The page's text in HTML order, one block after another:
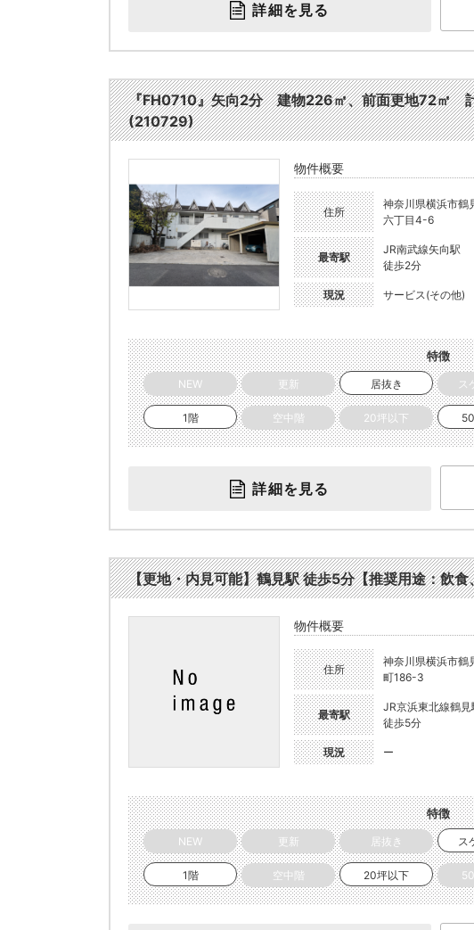
詳細を見る
『FH0710』矢向2分 建物226㎡、前面更地72㎡
(210729)
物件概要
住所
神奈川県横浜市鶴
六丁目4-6
最寄駅
JR南武線矢向駅
徒歩2分
現況 サービス(その他)
特徴
NEW 更新 居抜き ス
1階 空中階 20坪以下
詳細を見る
【更地・内見可能】鶴見駅 徒歩5分【推奨用途：飲
物件概要
住所
神奈川県横浜市鶴
町186-3
最寄駅
JR京浜東北線鶴見
徒歩5分
現況 ー
特徴
NEW 更新 居抜き ス
1階 空中階 20坪以下